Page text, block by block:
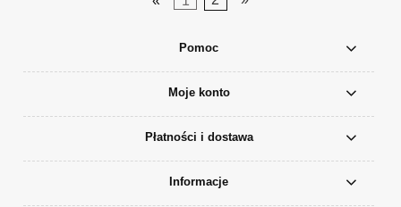
Pomoc
Moje konto
Płatności i dostawa
Informacje